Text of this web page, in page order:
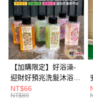
3 期 0 利率 每期NT$29
合作金庫商業銀行
華南商業銀行
上海商業儲蓄銀行
國泰世華商業銀行
臺灣中小企業銀行
匯豐（台灣）商業銀行
聯邦商業銀行
元大商業銀行
6 期 0 利率 每期NT$14
合作金庫商業銀行
華南商業銀行
上海商業儲蓄銀行
國泰世華商業銀行
臺灣中小企業銀行
匯豐（台灣）商業銀行
聯邦商業銀行
12 期 0 利率 每期
合作金庫商業銀行
華南商業銀行
上海商業儲蓄銀行
國泰世華商業銀行
臺灣中小企業銀行
超商取貨付款
LINE Pay
Apple Pay
【加購限定】好浴澡-
迎財好預兆洗髮沐浴露
60ml(六款任選)【財神
小舖】PIF 財神嚴選，
NT$66
NT$89